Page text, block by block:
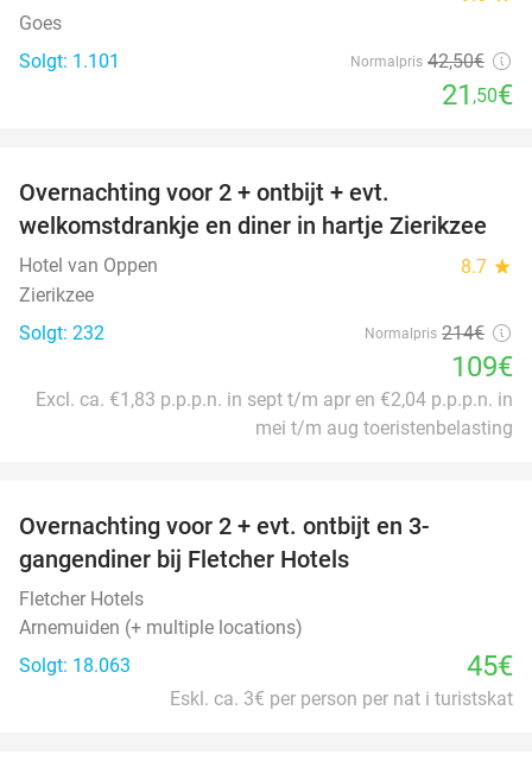
Goes
Solgt: 1.101
Normalpris 42,50€
21 ,50€
Overnachting voor 2 + ontbijt + evt.
welkomstdrankje en diner in hartje Zierikzee
Hotel van Oppen 8.7 star
Zierikzee
Solgt: 232
Normalpris 214€
109€
Excl. ca. €1,83 p.p.p.n. in sept t/m apr en €2,04 p.p.p.n. in
mei t/m aug toeristenbelasting
Overnachting voor 2 + evt. ontbijt en 3-
gangendiner bij Fletcher Hotels
Fletcher Hotels
Arnemuiden (+ multiple locations)
Solgt: 18.063
45€
Eskl. ca. 3€ per person per nat i turistskat